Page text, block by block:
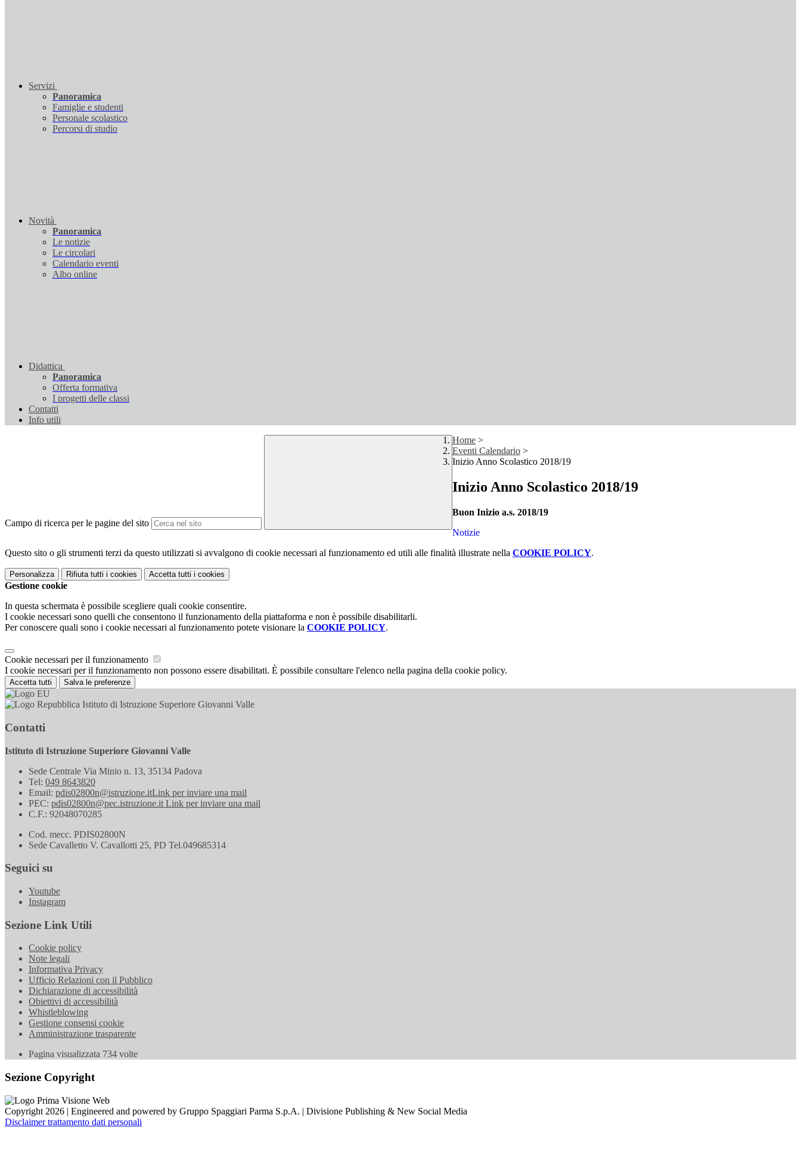
Servizi
Panoramica
Famiglie e studenti
Personale scolastico
Percorsi di studio
Novità
Panoramica
Le notizie
Le circolari
Calendario eventi
Albo online
Didattica
Panoramica
Offerta formativa
I progetti delle classi
Contatti
Info utili
Campo di ricerca per le pagine del sito
Home >
Eventi Calendario >
Inizio Anno Scolastico 2018/19
Inizio Anno Scolastico 2018/19
Buon Inizio a.s. 2018/19
Notizie
Questo sito o gli strumenti terzi da questo utilizzati si avvalgono di cookie necessari al funzionamento ed utili alle finalità illustrate nella COOKIE POLICY.
Personalizza Rifiuta tutti i cookies Accetta tutti i cookies
Gestione cookie
In questa schermata è possibile scegliere quali cookie consentire.
I cookie necessari sono quelli che consentono il funzionamento della piattaforma e non è possibile disabilitarli.
Per conoscere quali sono i cookie necessari al funzionamento potete visionare la COOKIE POLICY.
Cookie necessari per il funzionamento
I cookie necessari per il funzionamento non possono essere disabilitati. È possibile consultare l'elenco nella pagina della cookie policy.
Accetta tutti Salva le preferenze
Istituto di Istruzione Superiore Giovanni Valle
Contatti
Istituto di Istruzione Superiore Giovanni Valle
Sede Centrale Via Minio n. 13, 35134 Padova
Tel: 049 8643820
Email: pdis02800n@istruzione.itLink per inviare una mail
PEC: pdis02800n@pec.istruzione.it Link per inviare una mail
C.F.: 92048070285
Cod. mecc. PDIS02800N
Sede Cavalletto V. Cavallotti 25, PD Tel.049685314
Seguici su
Youtube
Instagram
Sezione Link Utili
Cookie policy
Note legali
Informativa Privacy
Ufficio Relazioni con il Pubblico
Dichiarazione di accessibilità
Obiettivi di accessibilità
Whistleblowing
Gestione consensi cookie
Amministrazione trasparente
Pagina visualizzata 734 volte
Sezione Copyright
Copyright 2026 | Engineered and powered by Gruppo Spaggiari Parma S.p.A. | Divisione Publishing & New Social Media
Disclaimer trattamento dati personali